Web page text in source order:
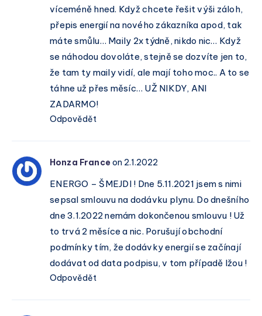
víceméně hned. Když chcete řešit výši záloh,
přepis energií na nového zákazníka apod, tak
máte smůlu… Maily 2x týdně, nikdo nic… Když
se náhodou dovoláte, stejně se dozvíte jen to,
že tam ty maily vidí, ale mají toho moc.. A to se
táhne už přes měsíc… UŽ NIKDY, ANI
ZADARMO!
Odpovědět
Honza Franceon 2.1.2022
ENERGO – ŠMEJDI ! Dne 5.11.2021 jsem s nimi
sepsal smlouvu na dodávku plynu. Do dnešního
dne 3.1.2022 nemám dokončenou smlouvu ! Už
to trvá 2 měsíce a nic. Porušují obchodní
podmínky tím, že dodávky energií se začínají
dodávat od data podpisu, v tom případě lžou !
Odpovědět